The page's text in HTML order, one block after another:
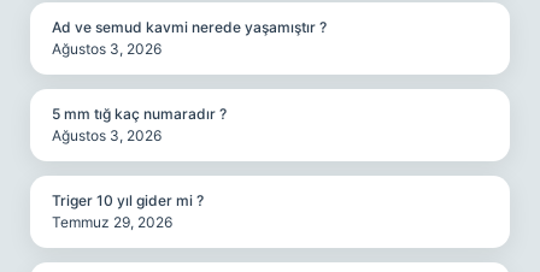
Ad ve semud kavmi nerede yaşamıştır ?
Ağustos 3, 2026
5 mm tığ kaç numaradır ?
Ağustos 3, 2026
Triger 10 yıl gider mi ?
Temmuz 29, 2026